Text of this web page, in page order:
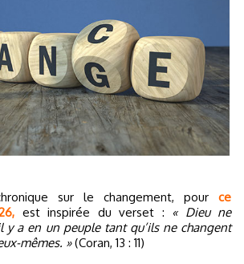
sur le changement, pour ce
est inspirée du verset : « Dieu ne
y a en un peuple tant qu’ils ne changent
mêmes. »(Coran, 13 : 11)